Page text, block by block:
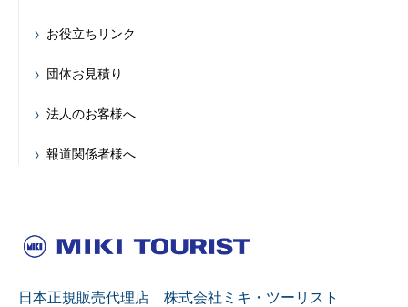
お役立ちリンク
団体お見積り
法人のお客様へ
報道関係者様へ
日本正規販売代理店 株式会社ミキ・ツーリスト